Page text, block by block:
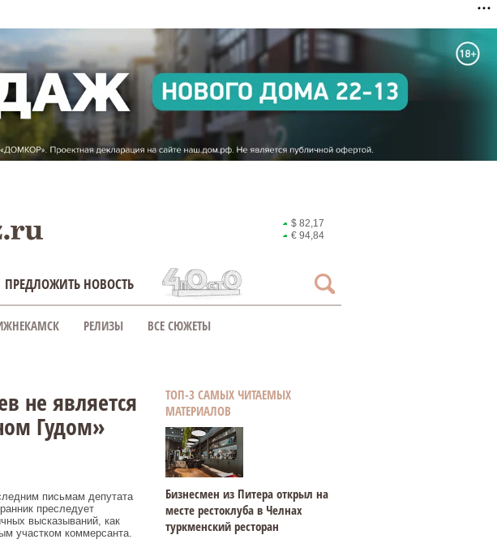
$ 82,17
€ 94,84
ПРЕДЛОЖИТЬ НОВОСТЬ
РЕЛИЗЫ ВСЕ СЮЖЕТЫ
не является
Гудом»
письмам депутата
преследует
высказываний, как
участком коммерсанта.
ТОП-3 САМЫХ ЧИТАЕМЫХ
МАТЕРИАЛОВ
Бизнесмен из Питера открыл на
месте рестоклуба в Челнах
туркменский ресторан